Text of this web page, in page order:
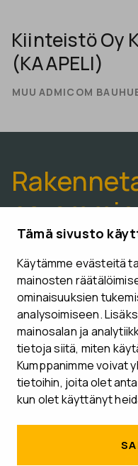
Tämä sivusto
Käytämme evästeitä
mainosten
ominaisuuksien
analysoimiseen.
mainosalan ja
tietoja siitä, miten
Kumppanimme voivat
tietoihin, joita olet
kun olet käyttänyt
Kiinteistö Oy
(KAAPELI)
MUU ADMICOM
VARAA